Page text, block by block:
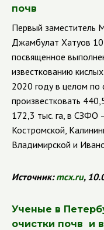
почв
Первый заместитель
Джамбулат Хатуов 10
посвященное
известкованию
2020 году в целом по
произвестковать
172,3 тыс. га, в СЗФО
Костромской,
Владимирской и
Источник:mcx.ru,
Ученые в
очистки почв и